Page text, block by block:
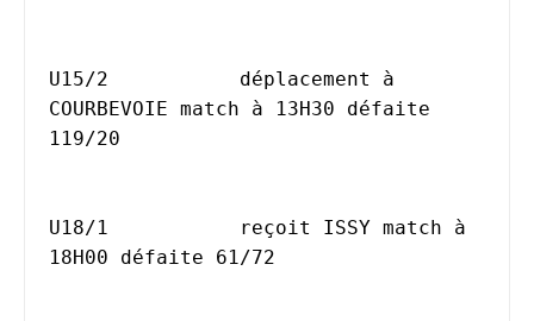
U15/2		déplacement à
COURBEVOIE match à 13H30 défaite
119/20
U18/1		reçoit ISSY match à
18H00 défaite 61/72